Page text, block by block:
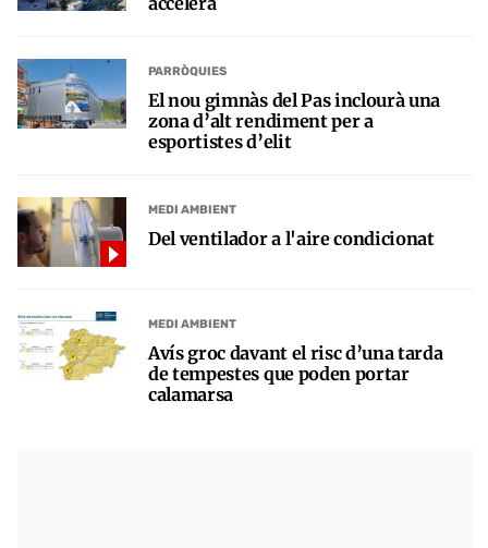
PARRÒQUIES
El nou gimnàs del Pas inclourà una
zona d’alt rendiment per a
esportistes d’elit
MEDI AMBIENT
Del ventilador a l'aire condicionat
MEDI AMBIENT
Avís groc davant el risc d’una tarda
de tempestes que poden portar
calamarsa